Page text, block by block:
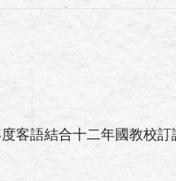
客語結合十二年國教校訂